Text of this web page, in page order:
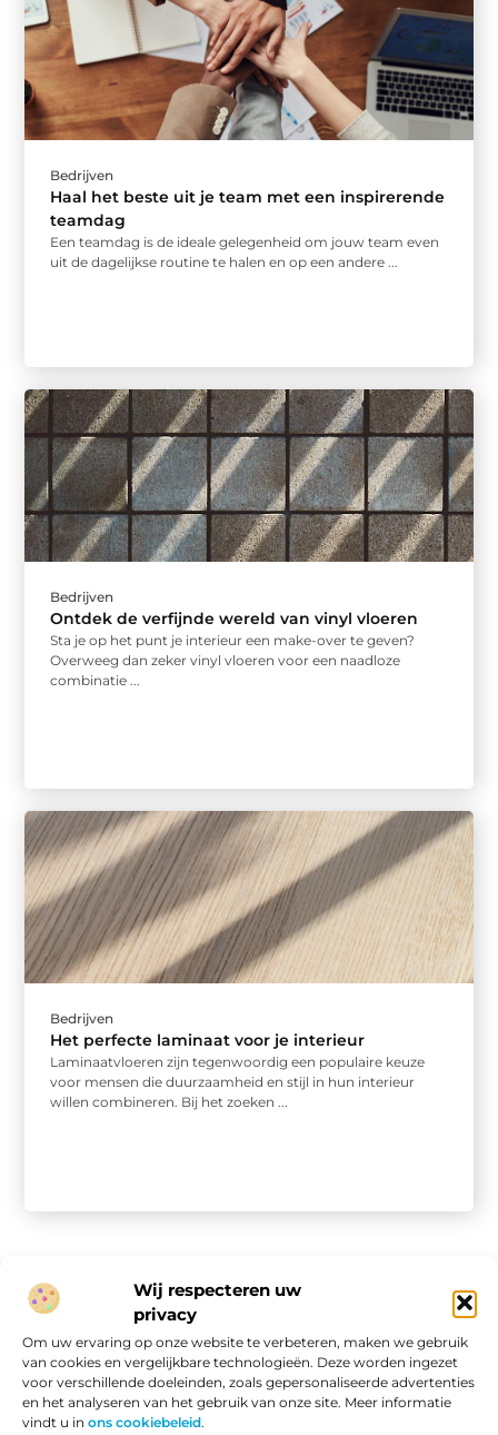
Wij respecteren uw
privacy
Om uw ervaring op onze website te verbeteren, maken we gebruik
van cookies en vergelijkbare technologieën. Deze worden ingezet
voor verschillende doeleinden, zoals gepersonaliseerde advertenties
en het analyseren van het gebruik van onze site. Meer informatie
vindt u in ons cookiebeleid.
Bedrijven
Haal het beste uit je team met een inspirerende
teamdag
Een teamdag is de ideale gelegenheid om jouw team even
uit de dagelijkse routine te halen en op een andere ...
Bedrijven
Ontdek de verfijnde wereld van vinyl vloeren
Sta je op het punt je interieur een make-over te geven?
Overweeg dan zeker vinyl vloeren voor een naadloze
combinatie ...
Bedrijven
Het perfecte laminaat voor je interieur
Laminaatvloeren zijn tegenwoordig een populaire keuze
voor mensen die duurzaamheid en stijl in hun interieur
willen combineren. Bij het zoeken ...
Onze informatie